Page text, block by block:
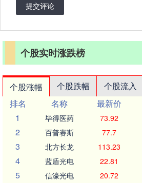
提交评论
个股实时涨跌榜
个股涨幅 个股跌幅 个股流入
排名
名称 最新价
1
毕得医药 73.92
2 百普赛斯 77.7
3 北方长龙 113.23
4 蓝盾光电 22.81
5 信濠光电 20.72